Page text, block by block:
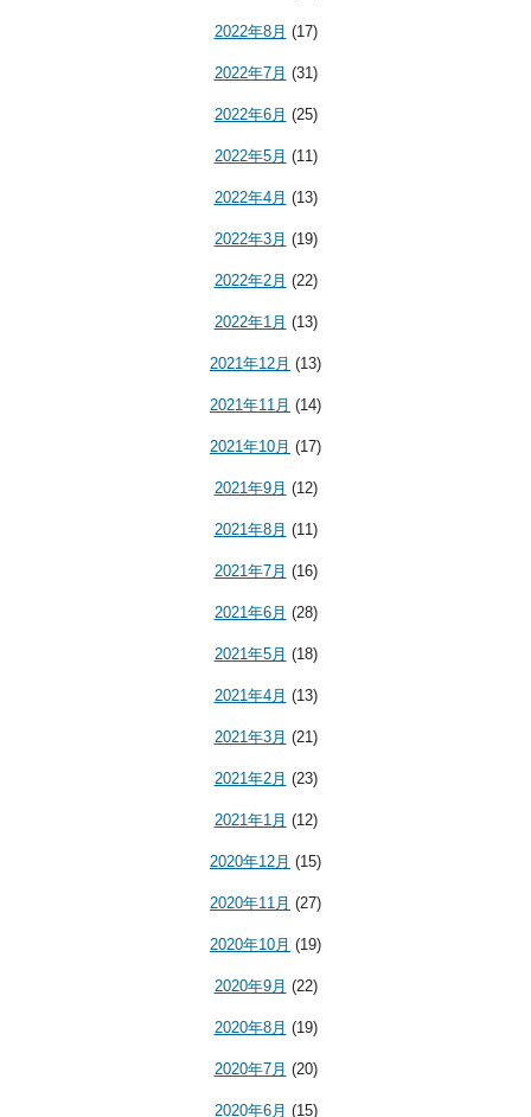
2022年8月 (17)
2022年7月 (31)
2022年6月 (25)
2022年5月 (11)
2022年4月 (13)
2022年3月 (19)
2022年2月 (22)
2022年1月 (13)
2021年12月 (13)
2021年11月 (14)
2021年10月 (17)
2021年9月 (12)
2021年8月 (11)
2021年7月 (16)
2021年6月 (28)
2021年5月 (18)
2021年4月 (13)
2021年3月 (21)
2021年2月 (23)
2021年1月 (12)
2020年12月 (15)
2020年11月 (27)
2020年10月 (19)
2020年9月 (22)
2020年8月 (19)
2020年7月 (20)
2020年6月 (15)